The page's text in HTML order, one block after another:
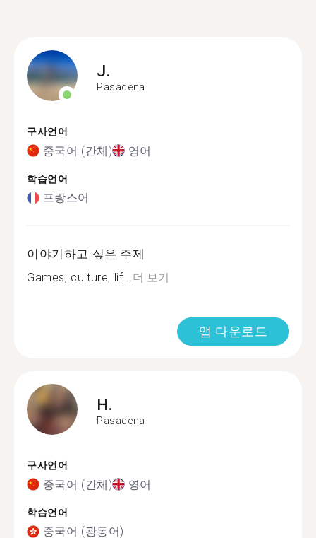
J.
Pasadena
구사언어
중국어 (간체) 영어
학습언어
프랑스어
이야기하고 싶은 주제
Games, culture, lif...더 보기
앱 다운로드
H.
Pasadena
구사언어
중국어 (간체) 영어
학습언어
중국어 (광동어)